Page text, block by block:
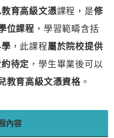
育高級文憑課程，是修
位課程 ，學習範疇含括
，此課程屬於院校提供
待定 ，學生畢業後可以
教育高級文憑資格 。
內容